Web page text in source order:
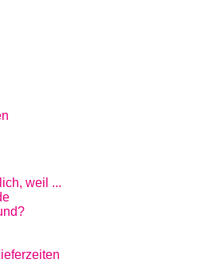
weil ...